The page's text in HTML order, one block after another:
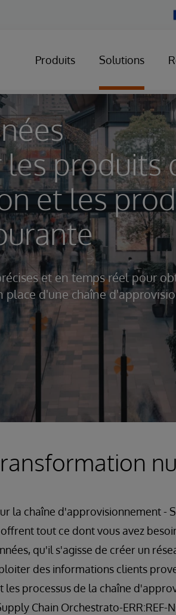
Produits Solutions
produits
et les
et en temps réel pour
d'une chaîne
la chaîne d'approvisionnement -
tout ce dont vous avez
qu'il s'agisse de créer un
des informations clients
processus de la chaîne
Chain Orchestrato-ERR:REF-